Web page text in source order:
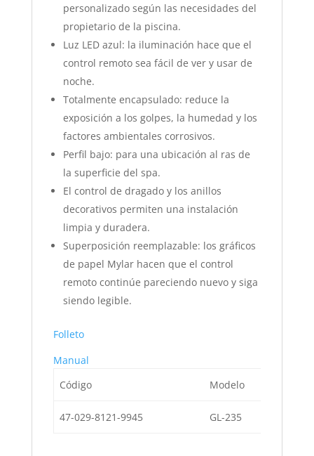
personalizado según las necesidades del
propietario de la piscina.
Luz LED azul: la iluminación hace que el
control remoto sea fácil de ver y usar de
noche.
Totalmente encapsulado: reduce la
exposición a los golpes, la humedad y los
factores ambientales corrosivos.
Perfil bajo: para una ubicación al ras de
la superficie del spa.
El control de dragado y los anillos
decorativos permiten una instalación
limpia y duradera.
Superposición reemplazable: los gráficos
de papel Mylar hacen que el control
remoto continúe pareciendo nuevo y siga
siendo legible.
Folleto
Manual
Código
Modelo
47-029-8121-9945 GL-235